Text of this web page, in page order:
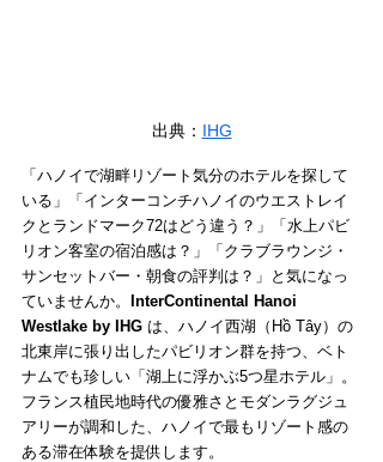
出典： IHG
「ハノイで湖畔リゾート気分のホテルを探して
いる」「インターコンチハノイのウエストレイ
クとランドマーク72はどう違う？」「水上パビ
リオン客室の宿泊感は？」「クラブラウンジ・
サンセットバー・朝食の評判は？」と気になっ
ていませんか。 InterContinental Hanoi
Westlake by IHG は、ハノイ西湖（Hồ Tây）の
北東岸に張り出したパビリオン群を持つ、ベト
ナムでも珍しい「湖上に浮かぶ5つ星ホテル」。
フランス植民地時代の優雅さとモダンラグジュ
アリーが調和した、ハノイで最もリゾート感の
ある滞在体験を提供します。